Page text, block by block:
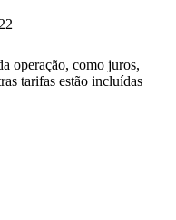
operação, como juros,
tarifas estão incluídas